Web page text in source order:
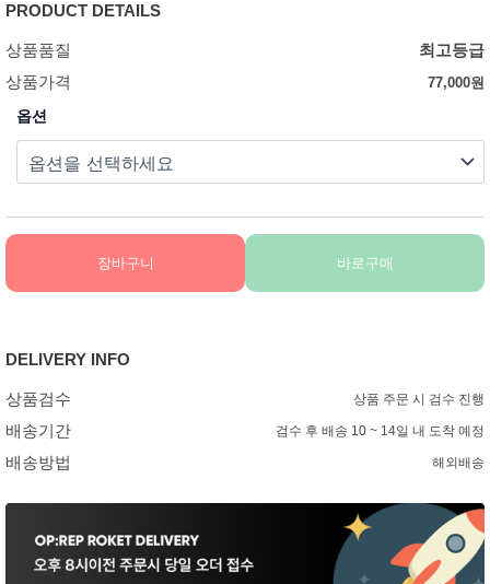
PRODUCT DETAILS
상품품질
최고등급
상품가격
77,000원
옵션
장바구니 바로구매
DELIVERY INFO
상품검수 상품 주문 시 검수 진행
배송기간 검수 후 배송 10 ~ 14일 내 도착 예정
배송방법 해외배송